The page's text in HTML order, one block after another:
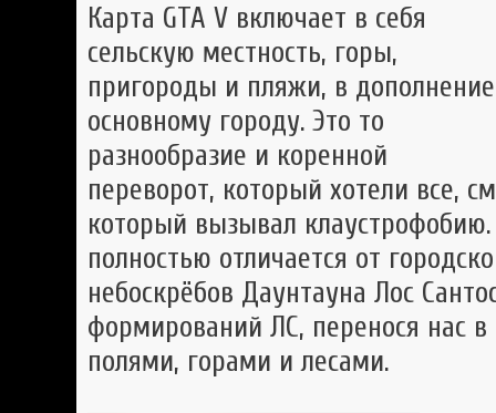
Карта GTA V включает в себя
сельскую местность, горы,
пригороды и пляжи, в
основному городу. Это то
разнообразие и коренной
переворот, который хотели все,
который вызывал
полностью отличается от
небоскрёбов Даунтауна Лос
формирований ЛС, перенося нас
полями, горами и лесами.